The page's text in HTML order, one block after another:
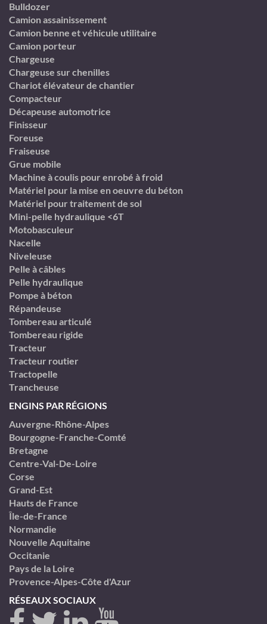
Bulldozer
Camion assainissement
Camion benne et véhicule utilitaire
Camion porteur
Chargeuse
Chargeuse sur chenilles
Chariot élévateur de chantier
Compacteur
Décapeuse automotrice
Finisseur
Foreuse
Fraiseuse
Grue mobile
Machine à coulis pour enrobé à froid
Matériel pour la mise en oeuvre du béton
Matériel pour traitement de sol
Mini-pelle hydraulique <6T
Motobasculeur
Nacelle
Niveleuse
Pelle à câbles
Pelle hydraulique
Pompe à béton
Répandeuse
Tombereau articulé
Tombereau rigide
Tracteur
Tracteur routier
Tractopelle
Trancheuse
ENGINS PAR RÉGIONS
Auvergne-Rhône-Alpes
Bourgogne-Franche-Comté
Bretagne
Centre-Val-De-Loire
Corse
Grand-Est
Hauts de France
Île-de-France
Normandie
Nouvelle Aquitaine
Occitanie
Pays de la Loire
Provence-Alpes-Côte d'Azur
RÉSEAUX SOCIAUX